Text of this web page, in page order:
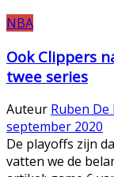
NBA
Ook Clippers
twee series
Auteur Ruben De
september 2020
De playoffs zijn
vatten we de